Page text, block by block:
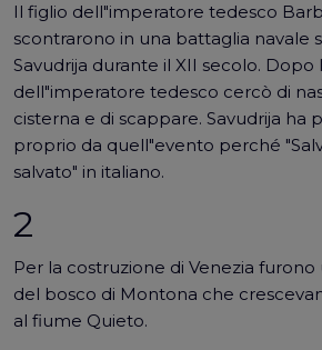
Il figlio dell"imperatore tedesco
scontrarono in una battaglia navale
Savudrija durante il XII secolo. Dopo
dell"imperatore tedesco cercò di
cisterna e di scappare. Savudrija ha
proprio da quell"evento perché
salvato" in italiano.
2
Per la costruzione di Venezia
del bosco di Montona che
al fiume Quieto.